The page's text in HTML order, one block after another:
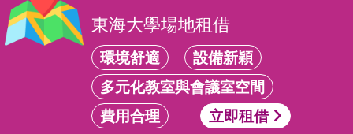
東海大學場地租借
環境舒適
設備新穎
多元化教室與會議室空間
費用合理
立即租借